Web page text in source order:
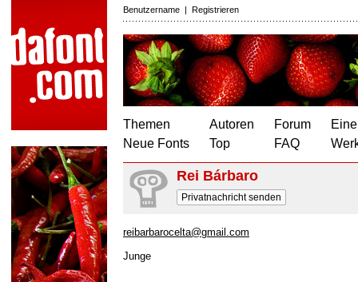
Benutzername | Registrieren
Themen
Neue Fonts
Autoren
Top
Forum
FAQ
Rei Bárbaro
Privatnachricht senden
reibarbarocelta@gmail.com
Junge